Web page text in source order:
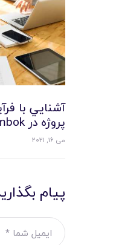
آشنايي با
پروژه در pmbok
می 16, 2021
پیام